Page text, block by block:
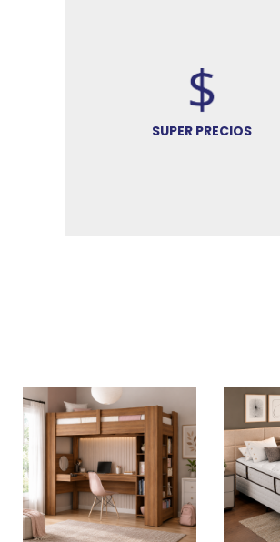
SUPER PRECIOS